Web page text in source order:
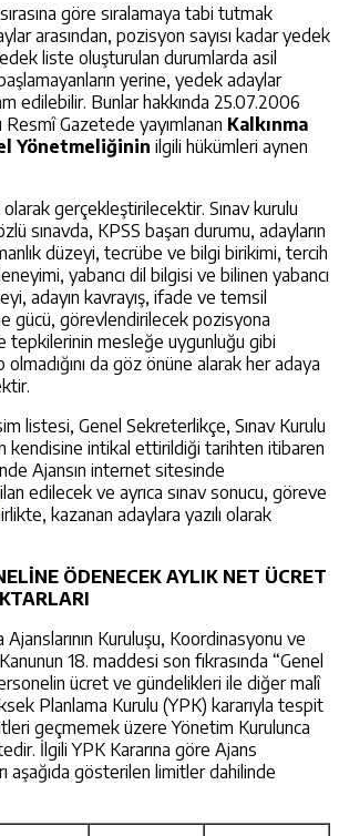
göre sıralamaya tabi tutmak
arasından, pozisyon sayısı kadar yedek
liste oluşturulan durumlarda asil
yerine, yedek adaylar
edilebilir. Bunlar hakkında 25.07.2006
Resmî Gazetede yayımlanan Kalkınma
Yönetmeliğinin ilgili hükümleri aynen
olarak gerçekleştirilecektir. Sınav kurulu
sınavda, KPSS başarı durumu, adayların
düzeyi, tecrübe ve bilgi birikimi, tercih
yabancı dil bilgisi ve bilinen yabancı
adayın kavrayış, ifade ve temsil
gücü, görevlendirilecek pozisyona
tepkilerinin mesleğe uygunluğu gibi
da göz önüne alarak her adaya
listesi, Genel Sekreterlikçe, Sınav Kurulu
kendisine intikal ettirildiği tarihten itibaren
Ajansın internet sitesinde
edilecek ve ayrıca sınav sonucu, göreve
kazanan adaylara yazılı olarak
ÖDENECEK AYLIK NET ÜCRET
Ajanslarının Kuruluşu, Koordinasyonu ve
18. maddesi son fıkrasında “Genel
ücret ve gündelikleri ile diğer malî
Planlama Kurulu (YPK) kararıyla tespit
geçmemek üzere Yönetim Kurulunca
İlgili YPK Kararına göre Ajans
aşağıda gösterilen limitler dahilinde